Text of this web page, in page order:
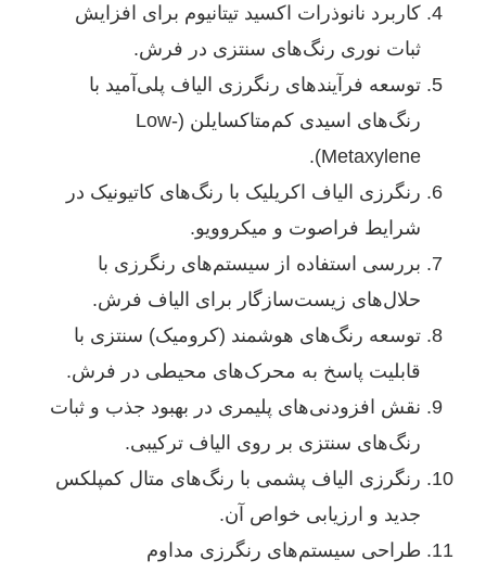
کاربرد نانوذرات اکسید تیتانیوم برای افزایش
ثبات نوری رنگ‌های سنتزی در فرش.
توسعه فرآیندهای رنگرزی الیاف پلی‌آمید با
رنگ‌های اسیدی کم‌متاکسایلن (Low-
Metaxylene).
رنگرزی الیاف اکریلیک با رنگ‌های کاتیونیک در
شرایط فراصوت و میکروویو.
بررسی استفاده از سیستم‌های رنگرزی با
حلال‌های زیست‌سازگار برای الیاف فرش.
توسعه رنگ‌های هوشمند (کرومیک) سنتزی با
قابلیت پاسخ به محرک‌های محیطی در فرش.
نقش افزودنی‌های پلیمری در بهبود جذب و ثبات
رنگ‌های سنتزی بر روی الیاف ترکیبی.
رنگرزی الیاف پشمی با رنگ‌های متال کمپلکس
جدید و ارزیابی خواص آن.
طراحی سیستم‌های رنگرزی مداوم